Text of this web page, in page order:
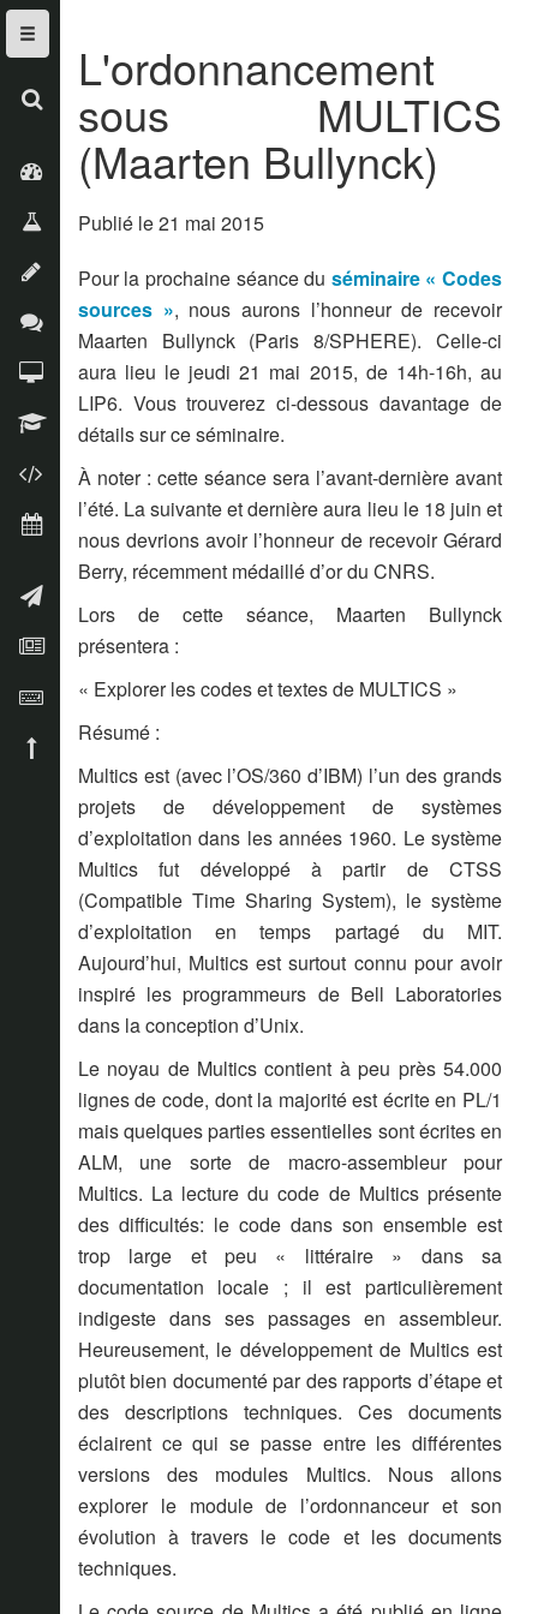
à propos
recherche
publications
exposés
logiciels
enseignement
codes sources
actualités
clavier
L'ordonnancement
sous MULTICS
(Maarten Bullynck)
Publié le 21 mai 2015
Pour la prochaine séance du séminaire « Codes
sources », nous aurons l’honneur de recevoir
Maarten Bullynck (Paris 8/SPHERE). Celle-ci
aura lieu le jeudi 21 mai 2015, de 14h-16h, au
LIP6. Vous trouverez ci-dessous davantage de
détails sur ce séminaire.
À noter : cette séance sera l’avant-dernière avant
l’été. La suivante et dernière aura lieu le 18 juin et
nous devrions avoir l’honneur de recevoir Gérard
Berry, récemment médaillé d’or du CNRS.
Lors de cette séance, Maarten Bullynck
présentera :
« Explorer les codes et textes de MULTICS »
Résumé :
Multics est (avec l’OS/360 d’IBM) l’un des grands
projets de développement de systèmes
d’exploitation dans les années 1960. Le système
Multics fut développé à partir de CTSS
(Compatible Time Sharing System), le système
d’exploitation en temps partagé du MIT.
Aujourd’hui, Multics est surtout connu pour avoir
inspiré les programmeurs de Bell Laboratories
dans la conception d’Unix.
Le noyau de Multics contient à peu près 54.000
lignes de code, dont la majorité est écrite en PL/1
mais quelques parties essentielles sont écrites en
ALM, une sorte de macro-assembleur pour
Multics. La lecture du code de Multics présente
des difficultés: le code dans son ensemble est
trop large et peu « littéraire » dans sa
documentation locale ; il est particulièrement
indigeste dans ses passages en assembleur.
Heureusement, le développement de Multics est
plutôt bien documenté par des rapports d’étape et
des descriptions techniques. Ces documents
éclairent ce qui se passe entre les différentes
versions des modules Multics. Nous allons
explorer le module de l’ordonnanceur et son
évolution à travers le code et les documents
techniques.